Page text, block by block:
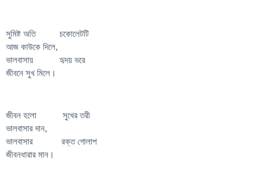
সুমিষ্ট অতি চকোলেটটি
আজ কাউকে দিলে,
ভালবাসায় হৃদয় ভরে
জীবনে সুখ মিলে।
জীবন হলো সুখের তরী
ভালবাসার দান,
ভালবাসার রক্ত গোলাপ
জীবনধারার মান।